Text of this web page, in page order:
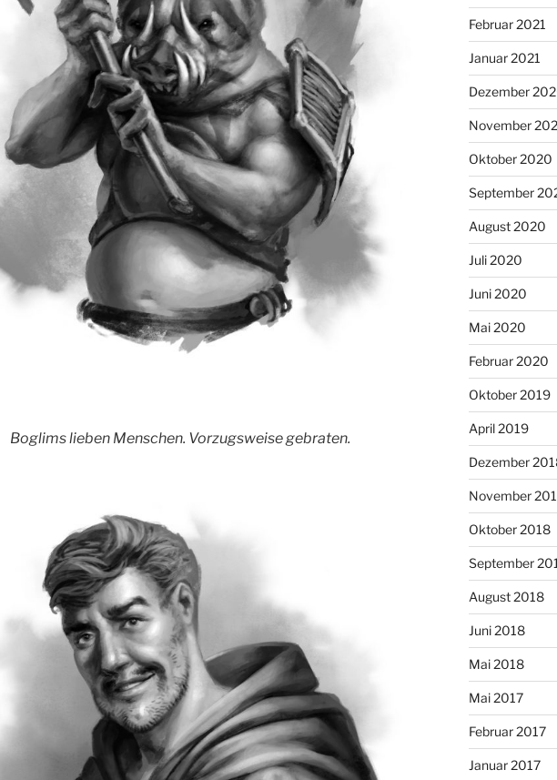
Boglims lieben Menschen. Vorzugsweise gebraten.
Februar 2021
Januar 2021
Dezember
November
Oktober 2020
September
August 2020
Juli 2020
Juni 2020
Mai 2020
Februar 2020
Oktober 2019
April 2019
Dezember
November
Oktober 2018
September
August 2018
Juni 2018
Mai 2018
Mai 2017
Februar 2017
Januar 2017